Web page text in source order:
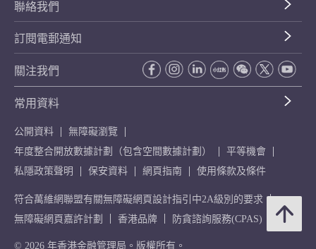
聯絡我們
訂閱電郵通知
關注我們
常用資料
公開資料
無障礙瀏覽
年度整合開放數據計劃（包含空間數據計劃）
平等機會
私隱政策聲明
保安資料 網頁指南 使用條款及條件
符合萬維網聯盟有關無障礙網頁設計指引中2A級別的要求
無障礙網頁嘉許計劃
香港品牌 防貪諮詢服務(CPAS)
© 2026 年香港金融管理局。版權所有。